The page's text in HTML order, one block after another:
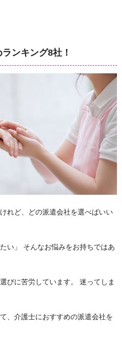
ンキング8社！
れど、どの派遣会社を選べばいい
い」 そんなお悩みをお持ちではあ
びに苦労しています。 迷ってしま
、介護士におすすめの派遣会社を